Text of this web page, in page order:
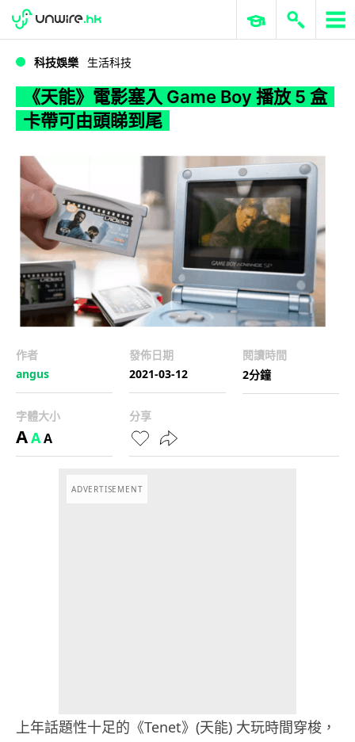
WWDC 2026 ERP 與商業 AI
科技娛樂 生活科技
《天能》電影塞入 Game Boy 播放 5 盒
卡帶可由頭睇到尾
作者
angus
發佈日期
2021-03-12
閱讀時間
2分鐘
字體大小
AAA
分享
ADVERTISEMENT
上年話題性十足的《Tenet》(天能) 大玩時間穿梭，